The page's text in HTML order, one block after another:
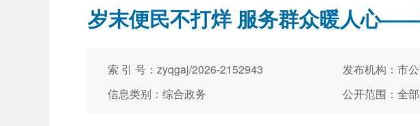
岁末便民不打烊 服务群众暖人心
索 引 号：zyqgaj/2026-2152943 发布机构：市
信息类别：综合政务
公开范围：全